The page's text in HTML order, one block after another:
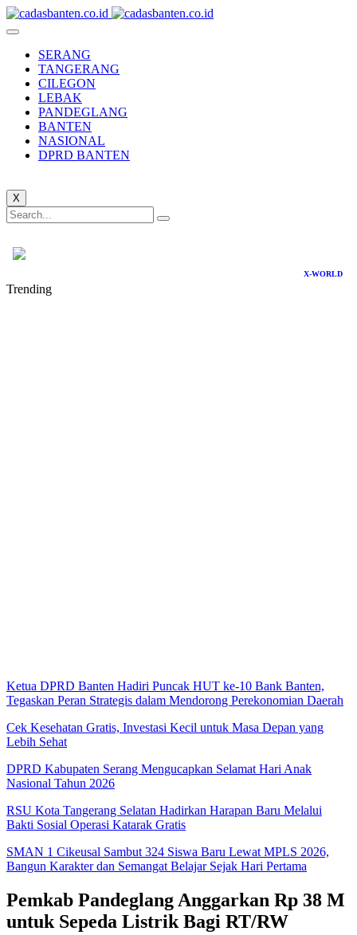
SERANG
TANGERANG
CILEGON
LEBAK
PANDEGLANG
BANTEN
NASIONAL
DPRD BANTEN
X
X-WORLD
Trending
Ketua DPRD Banten Hadiri Puncak HUT ke-10 Bank Banten,
Tegaskan Peran Strategis dalam Mendorong Perekonomian Daerah
Cek Kesehatan Gratis, Investasi Kecil untuk Masa Depan yang
Lebih Sehat
DPRD Kabupaten Serang Mengucapkan Selamat Hari Anak
Nasional Tahun 2026
RSU Kota Tangerang Selatan Hadirkan Harapan Baru Melalui
Bakti Sosial Operasi Katarak Gratis
SMAN 1 Cikeusal Sambut 324 Siswa Baru Lewat MPLS 2026,
Bangun Karakter dan Semangat Belajar Sejak Hari Pertama
Pemkab Pandeglang Anggarkan Rp 38 M
untuk Sepeda Listrik Bagi RT/RW